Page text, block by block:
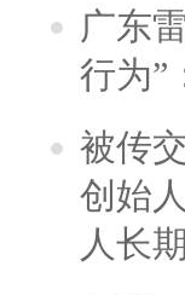
广东
行为”
被传
创始
人长